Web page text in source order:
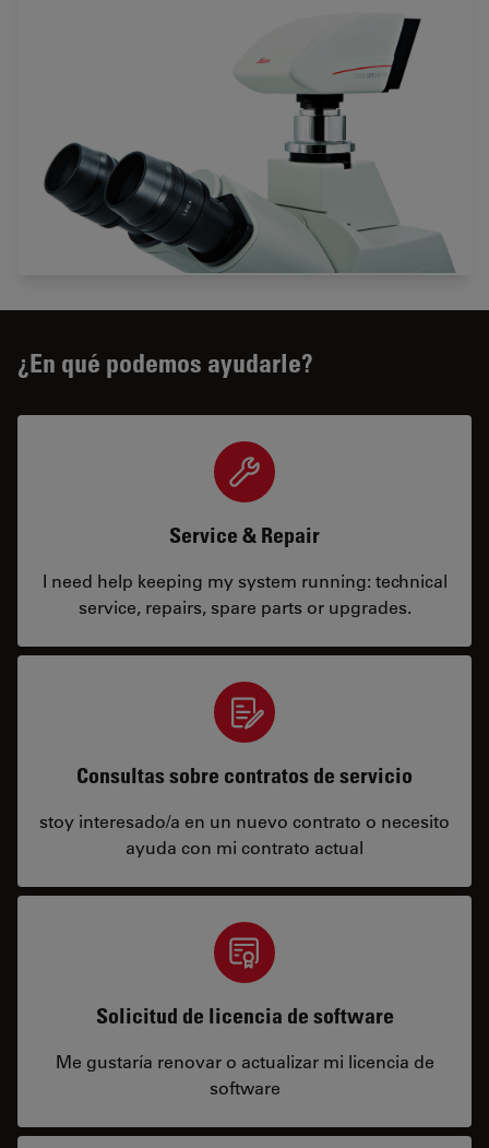
¿En qué podemos ayudarle?
Service & Repair
I need help keeping my system running: technical
service, repairs, spare parts or upgrades.
Consultas sobre contratos de servicio
stoy interesado/a en un nuevo contrato o necesito
ayuda con mi contrato actual
Solicitud de licencia de software
Me gustaría renovar o actualizar mi licencia de
software